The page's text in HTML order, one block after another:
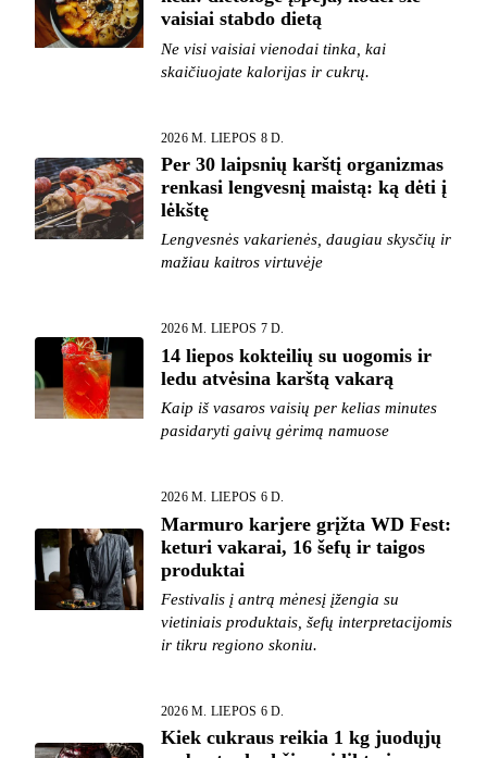
vaisiai stabdo dietą
Ne visi vaisiai vienodai tinka, kai
skaičiuojate kalorijas ir cukrų.
2026 M. LIEPOS 8 D.
Per 30 laipsnių karštį organizmas
renkasi lengvesnį maistą: ką dėti į
lėkštę
Lengvesnės vakarienės, daugiau skysčių ir
mažiau kaitros virtuvėje
2026 M. LIEPOS 7 D.
14 liepos kokteilių su uogomis ir
ledu atvėsina karštą vakarą
Kaip iš vasaros vaisių per kelias minutes
pasidaryti gaivų gėrimą namuose
2026 M. LIEPOS 6 D.
Marmuro karjere grįžta WD Fest:
keturi vakarai, 16 šefų ir taigos
produktai
Festivalis į antrą mėnesį įžengia su
vietiniais produktais, šefų interpretacijomis
ir tikru regiono skoniu.
2026 M. LIEPOS 6 D.
Kiek cukraus reikia 1 kg juodųjų